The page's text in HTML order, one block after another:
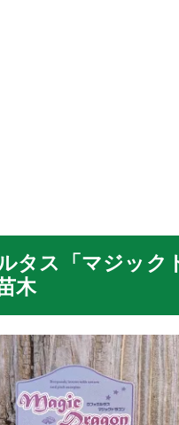
タス「マジック
木